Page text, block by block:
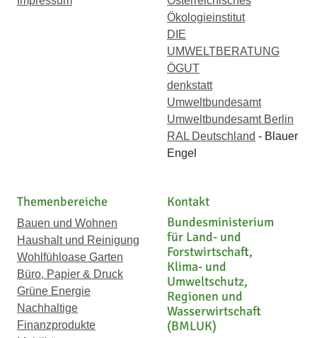
Ökologieinstitut
DIE
UMWELTBERATUNG
ÖGUT
denkstatt
Umweltbundesamt
Umweltbundesamt Berlin
RAL Deutschland - Blauer
Engel
Themenbereiche
Bauen und Wohnen
Haushalt und Reinigung
Wohlfühloase Garten
Büro, Papier & Druck
Grüne Energie
Nachhaltige
Finanzprodukte
Kontakt
Bundesministerium
für Land- und
Forstwirtschaft,
Klima- und
Umweltschutz,
Regionen und
Wasserwirtschaft
(BMLUK)